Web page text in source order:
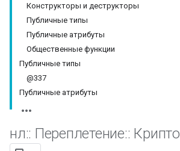
Конструкторы и деструкторы
Публичные типы
Публичные атрибуты
Общественные функции
Публичные типы
@337
Публичные атрибуты
нл:: Переплетение:: Крипто